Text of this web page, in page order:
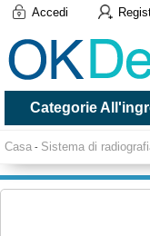
Accedi
Categorie
Casa - Sistema di